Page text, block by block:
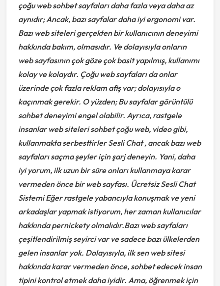
çoğu web sohbet sayfaları daha fazla veya daha az
aynıdır; Ancak, bazı sayfalar daha iyi ergonomi var.
Bazı web siteleri gerçekten bir kullanıcının deneyimi
hakkında bakım, olmasıdır. Ve dolayısıyla onların
web sayfasının çok göze çok basit yapılmış, kullanımı
kolay ve kolaydır. Çoğu web sayfaları da onlar
üzerinde çok fazla reklam afiş var; dolayısıyla o
kaçınmak gerekir. O yüzden; Bu sayfalar görüntülü
sohbet deneyimi engel olabilir. Ayrıca, rastgele
insanlar web siteleri sohbet çoğu web, video gibi,
kullanmakta serbesttirler Sesli Chat , ancak bazı web
sayfaları saçma şeyler için şarj deneyin. Yani, daha
iyi yorum, ilk uzun bir süre onları kullanmaya karar
vermeden önce bir web sayfası. Ücretsiz Sesli Chat
Sistemi Eğer rastgele yabancıyla konuşmak ve yeni
arkadaşlar yapmak istiyorum, her zaman kullanıcılar
hakkında pernickety olmalıdır.Bazı web sayfaları
çeşitlendirilmiş seyirci var ve sadece bazı ülkelerden
gelen insanlar yok. Dolayısıyla, ilk sen web sitesi
hakkında karar vermeden önce, sohbet edecek insan
tipini kontrol etmek daha iyidir. Ama, öğrenmek için